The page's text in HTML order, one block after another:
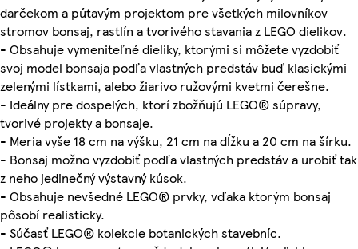
darčekom a pútavým projektom pre všetkých milovníkov
stromov bonsaj, rastlín a tvorivého stavania z LEGO dielikov.
- Obsahuje vymeniteľné dieliky, ktorými si môžete vyzdobiť
svoj model bonsaja podľa vlastných predstáv buď klasickými
zelenými lístkami, alebo žiarivo ružovými kvetmi čerešne.
- Ideálny pre dospelých, ktorí zbožňujú LEGO® súpravy,
tvorivé projekty a bonsaje.
- Meria vyše 18 cm na výšku, 21 cm na dĺžku a 20 cm na šírku.
- Bonsaj možno vyzdobiť podľa vlastných predstáv a urobiť tak
z neho jedinečný výstavný kúsok.
- Obsahuje nevšedné LEGO® prvky, vďaka ktorým bonsaj
pôsobí realisticky.
- Súčasť LEGO® kolekcie botanických stavebníc.